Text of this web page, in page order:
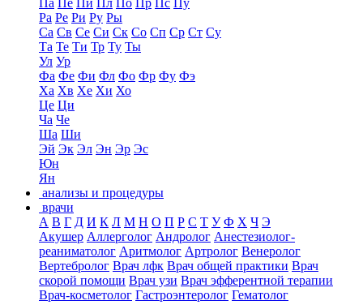
Па Пе Пи Пл По Пр Пс Пу
Ра Ре Ри Ру Ры
Са Св Се Си Ск Со Сп Ср Ст Су
Та Те Ти Тр Ту Ты
Ул Ур
Фа Фе Фи Фл Фо Фр Фу Фэ
Ха Хв Хе Хи Хо
Це Ци
Ча Че
Ша Ши
Эй Эк Эл Эн Эр Эс
Юн
Ян
анализы и процедуры
врачи
А В Г Д И К Л М Н О П Р С Т У Ф Х Ч Э
Акушер Аллерголог Андролог Анестезиолог-
реаниматолог Аритмолог Артролог Венеролог
Вертебролог Врач лфк Врач общей практики Врач
скорой помощи Врач узи Врач эфферентной терапии
Врач-косметолог Гастроэнтеролог Гематолог